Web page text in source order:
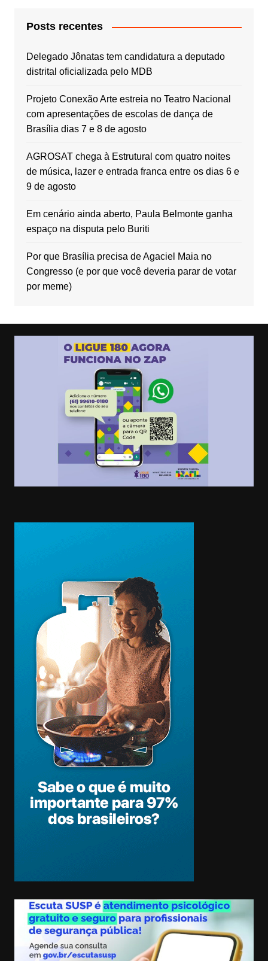
Posts recentes
Delegado Jônatas tem candidatura a deputado
distrital oficializada pelo MDB
Projeto Conexão Arte estreia no Teatro Nacional
com apresentações de escolas de dança de
Brasília dias 7 e 8 de agosto
AGROSAT chega à Estrutural com quatro noites
de música, lazer e entrada franca entre os dias 6 e
9 de agosto
Em cenário ainda aberto, Paula Belmonte ganha
espaço na disputa pelo Buriti
Por que Brasília precisa de Agaciel Maia no
Congresso (e por que você deveria parar de votar
por meme)